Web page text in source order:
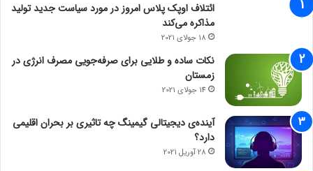
ائتلاف اوپک پلاس امروز در مورد سیاست جدید تولید
مذاکره می‌کند
18 جولای 2021
نکات ساده و طلایی برای صرفه‌جویی مصرف انرژی در
زمستان
14 جولای 2021
آینده‌ی دیجیتالی گیمینگ چه تاثیری بر بحران اقلیمی
دارد؟
28 آوریل 2021